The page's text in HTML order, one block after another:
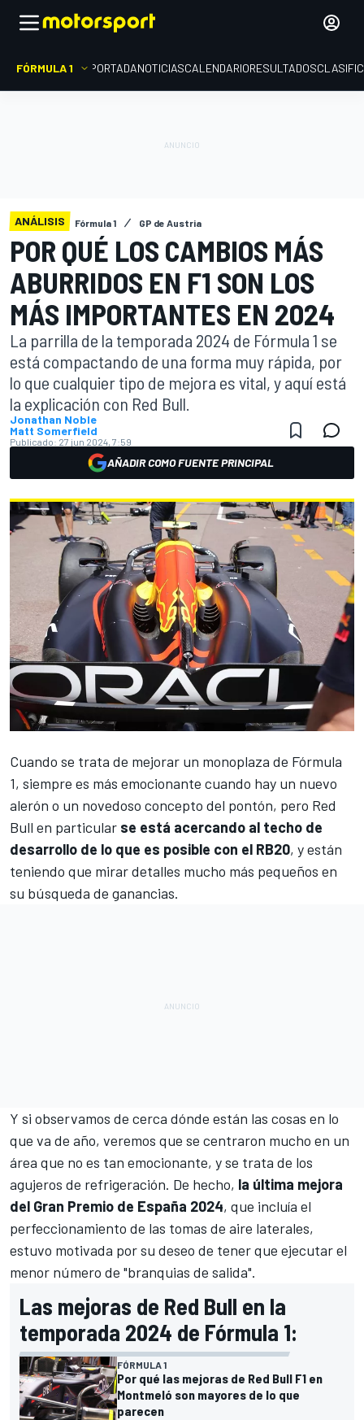
FÓRMULA 1 PORTADANOTICIASCALENDARIORESULTADOS
ANÁLISIS Fórmula 1 GP de Austria
POR QUÉ LOS CAMBIOS MÁS
ABURRIDOS EN F1 SON LOS
MÁS IMPORTANTES EN 2024
La parrilla de la temporada 2024 de Fórmula 1 se
está compactando de una forma muy rápida, por
lo que cualquier tipo de mejora es vital, y aquí está
la explicación con Red Bull.
Jonathan Noble
Matt Somerfield
Publicado: 27 jun 2024, 7:59
AÑADIR COMO FUENTE PRINCIPAL
Cuando se trata de mejorar un monoplaza de Fórmula
1, siempre es más emocionante cuando hay un nuevo
alerón o un novedoso concepto del pontón, pero Red
Bull en particular se está acercando al techo de
desarrollo de lo que es posible con el RB20, y están
teniendo que mirar detalles mucho más pequeños en
su búsqueda de ganancias.
Y si observamos de cerca dónde están las cosas en lo
que va de año, veremos que se centraron mucho en un
área que no es tan emocionante, y se trata de los
agujeros de refrigeración. De hecho, la última mejora
del Gran Premio de España 2024, que incluía el
perfeccionamiento de las tomas de aire laterales,
estuvo motivada por su deseo de tener que ejecutar el
menor número de "branquias de salida".
Las mejoras de Red Bull en la
temporada 2024 de Fórmula 1:
FÓRMULA 1
Por qué las mejoras de Red Bull F1 en
Montmeló son mayores de lo que
parecen